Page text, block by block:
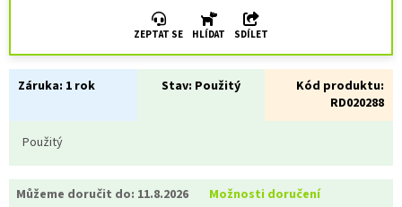
ZEPTAT SE HLÍDAT SDÍLET
Záruka: 1 rok Stav: Použitý
Kód produktu:
RD020288
Použitý
Můžeme doručit do: 11.8.2026 Možnosti doručení